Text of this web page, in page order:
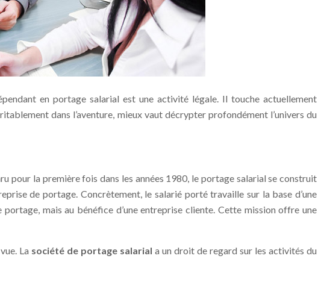
en portage salarial est une activité légale. Il touche actuellement
dans l’aventure, mieux vaut décrypter profondément l’univers du
pour la première fois dans les années 1980, le portage salarial se construit
de portage. Concrètement, le salarié porté travaille sur la base d’une
mais au bénéfice d’une entreprise cliente. Cette mission offre une
La société de portage salarial a un droit de regard sur les activités du